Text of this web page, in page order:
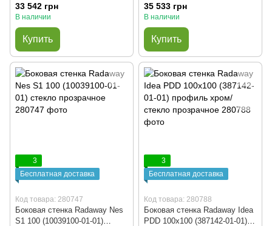
хромированный крепеж/
стекло прозрачное
33 542 грн
В наличии
Купить
01L) хромированный крепеж/
стекло прозрачное
35 533 грн
В наличии
Купить
3
Бесплатная доставка
Код товара: 280747
Боковая стенка Radaway Nes
S1 100 (10039100-01-01)
3
Бесплатная доставка
Код товара: 280788
Боковая стенка Radaway Idea
PDD 100x100 (387142-01-01)